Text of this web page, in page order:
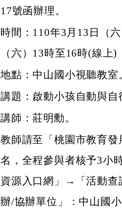
17號函辦理。
時間：110年3月13日（
（六）13時至16時(線上)
地點：中山國小視聽教室
講題：啟動小孩自動與自
講師：莊明勳。
教師請至「桃園市教育
名，全程參與者核予3小
資源入口網」→「活動
辦/協辦單位」：中山國小